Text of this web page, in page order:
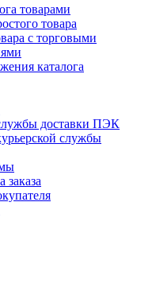
товарами
товара
с торговыми
каталога
доставки ПЭК
службы
заказа